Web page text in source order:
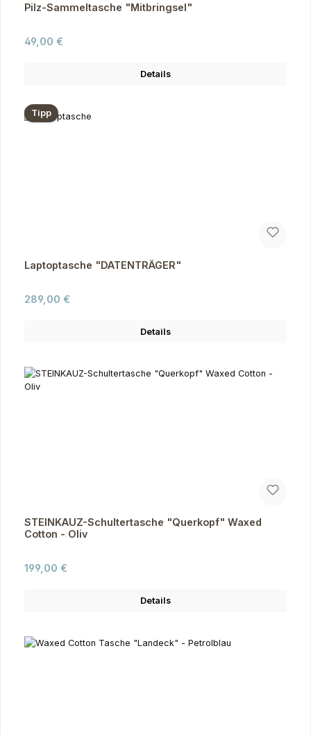
Pilz-Sammeltasche "Mitbringsel"
Regulärer Preis:
49,00 €
Details
Tipp
Laptoptasche "DATENTRÄGER"
Regulärer Preis:
289,00 €
Details
STEINKAUZ-Schultertasche "Querkopf" Waxed
Cotton - Oliv
Regulärer Preis:
199,00 €
Details